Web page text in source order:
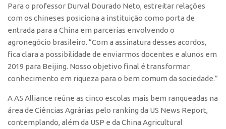
Desenho Industrial
Buscar Anterioridade
Como solicitar
Portal do Inventor
Leis e Normas
Transferência de Tecnologia
Para o professor Durval Dourado Neto, estreitar relações
com os chineses posiciona a instituição como porta de
entrada para a China em parcerias envolvendo o
agronegócio brasileiro. “Com a assinatura desses acordos,
fica clara a possibilidade de enviarmos docentes e alunos em
2019 para Beijing. Nosso objetivo final é transformar
conhecimento em riqueza para o bem comum da sociedade.”
A A5 Alliance reúne as cinco escolas mais bem ranqueadas na
área de Ciências Agrárias pelo ranking da US News Report,
contemplando, além da USP e da China Agricultural